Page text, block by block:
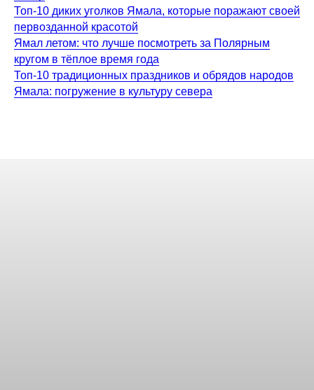
Топ-10 диких уголков Ямала, которые поражают своей
первозданной красотой
Ямал летом: что лучше посмотреть за Полярным
кругом в тёплое время года
Топ-10 традиционных праздников и обрядов народов
Ямала: погружение в культуру севера